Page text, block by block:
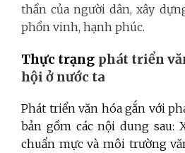
thần của người dân, xây
phồn vinh, hạnh phúc.
Thực trạng phát triển
hội ở nước ta
Phát triển văn hóa gắn với
bản gồm các nội dung sau:
chuẩn mực và môi trường